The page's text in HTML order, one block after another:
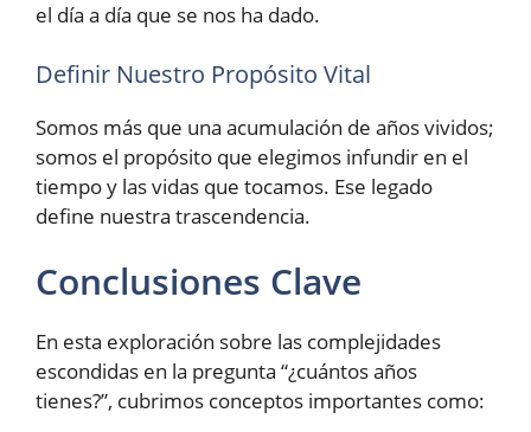
el día a día que se nos ha dado.
Definir Nuestro Propósito Vital
Somos más que una acumulación de años vividos;
somos el propósito que elegimos infundir en el
tiempo y las vidas que tocamos. Ese legado
define nuestra trascendencia.
Conclusiones Clave
En esta exploración sobre las complejidades
escondidas en la pregunta “¿cuántos años
tienes?”, cubrimos conceptos importantes como: